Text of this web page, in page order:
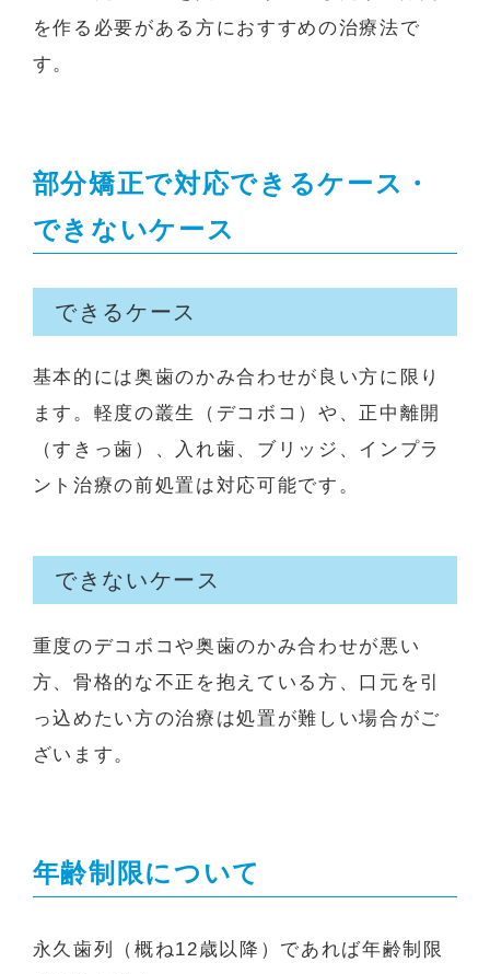
を作る必要がある方におすすめの治療法で
す。
部分矯正で対応できるケース・
できないケース
できるケース
基本的には奥歯のかみ合わせが良い方に限り
ます。軽度の叢生（デコボコ）や、正中離開
（すきっ歯）、入れ歯、ブリッジ、インプラ
ント治療の前処置は対応可能です。
できないケース
重度のデコボコや奥歯のかみ合わせが悪い
方、骨格的な不正を抱えている方、口元を引
っ込めたい方の治療は処置が難しい場合がご
ざいます。
年齢制限について
永久歯列（概ね12歳以降）であれば年齢制限